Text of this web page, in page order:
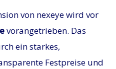
von nexeye wird vor
vorangetrieben. Das
ein starkes,
Festpreise und